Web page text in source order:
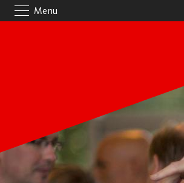
Menu